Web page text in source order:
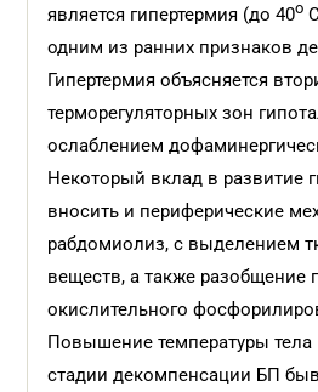
является гипертермия (до 40o
одним из ранних признаков
Гипертермия объясняется
терморегуляторных зон
ослаблением
Некоторый вклад в развитие
вносить и периферические
рабдомиолиз, с выделением
веществ, а также разобщение
окислительного
Повышение температуры тела
стадии декомпенсации БП